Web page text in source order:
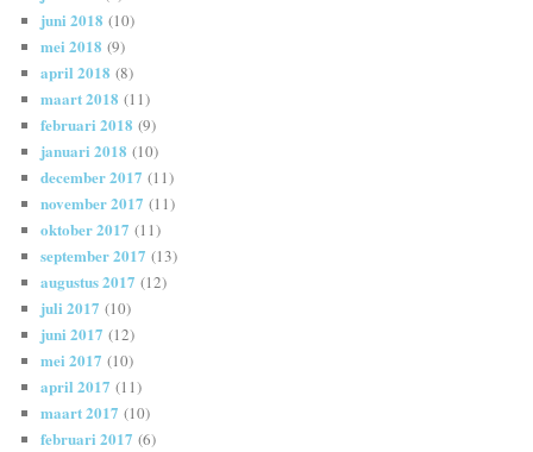
juni 2018 (10)
mei 2018 (9)
april 2018 (8)
maart 2018 (11)
februari 2018 (9)
januari 2018 (10)
december 2017 (11)
november 2017 (11)
oktober 2017 (11)
september 2017 (13)
augustus 2017 (12)
juli 2017 (10)
juni 2017 (12)
mei 2017 (10)
april 2017 (11)
maart 2017 (10)
februari 2017 (6)